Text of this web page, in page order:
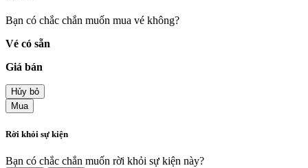
Bạn có chắc chắn muốn mua vé không?
Vé có sẵn
Giá bán
Hủy bỏ
Mua
Rời khỏi sự kiện
Bạn có chắc chắn muốn rời khỏi sự kiện này?